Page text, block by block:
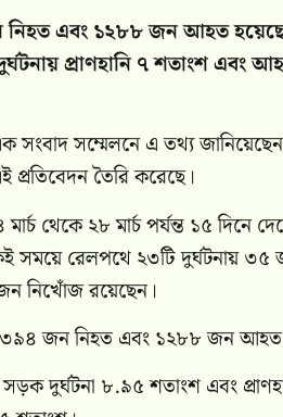
এবং ১২৮৮ জন আহত
প্রাণহানি ৭ শতাংশ এবং
সংবাদ সম্মেলনে এ তথ্য জানিয়েছেন
প্রতিবেদন তৈরি করেছে।
থেকে ২৮ মার্চ পর্যন্ত ১৫ দিনে
রেলপথে ২৩টি দুর্ঘটনায়
নিখোঁজ রয়েছেন।
৩৯৪ জন নিহত এবং ১২৮৮ জন
দুর্ঘটনা ৮.৯৫ শতাংশ এবং